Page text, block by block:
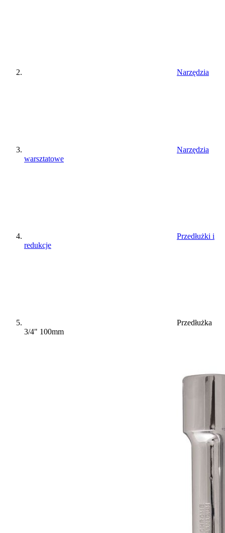
Narzędzia
Narzędzia
warsztatowe
Przedłużki i
redukcje
Przedłużka
3/4" 100mm